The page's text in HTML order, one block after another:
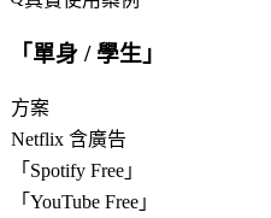
「單身 / 學生 」
方案
Netflix 含廣告
「 Spotify Free 」
「 YouTube Free 」